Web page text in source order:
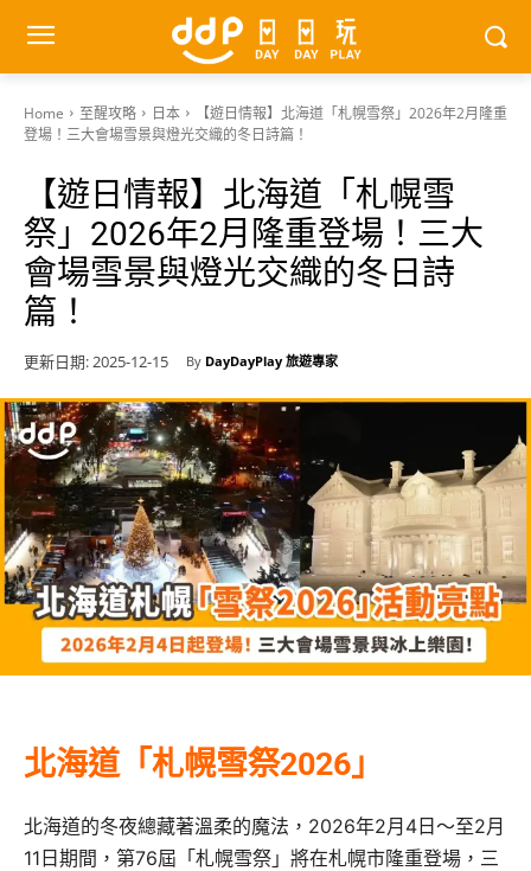
Home 至醒攻略 日本
【遊日情報】北海道「札幌雪祭」2026年2月隆重
登場！三大會場雪景與燈光交織的冬日詩篇！
【遊日情報】北海道「札幌雪
祭」2026年2月隆重登場！三大
會場雪景與燈光交織的冬日詩
篇！
更新日期:2025-12-15 By DayDayPlay 旅遊專家
北海道「札幌雪祭2026」
北海道的冬夜總藏著溫柔的魔法，2026年2月4日～至2月
11日期間，第76屆「札幌雪祭」將在札幌市隆重登場，三